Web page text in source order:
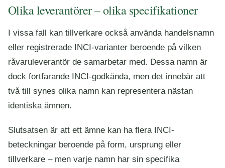
Olika leverantörer – olika specifikationer
I vissa fall kan tillverkare också använda handelsnamn
eller registrerade INCI-varianter beroende på vilken
råvaruleverantör de samarbetar med. Dessa namn är
dock fortfarande INCI-godkända, men det innebär att
två till synes olika namn kan representera nästan
identiska ämnen.
Slutsatsen är att ett ämne kan ha flera INCI-
beteckningar beroende på form, ursprung eller
tillverkare – men varje namn har sin specifika